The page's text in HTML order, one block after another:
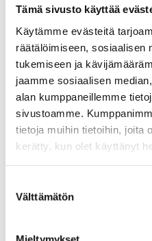
Tämä sivusto käyttää
Käytämme evästeitä
räätälöimiseen, sosiaalisen
tukemiseen ja
jaamme sosiaalisen
alan kumppaneillemme
sivustoamme.
tietoja muihin tietoihin, joita
kerätty, kun olet käyttänyt
valinta
Välttämätön
AXYR
MOD.
8
UROS
määrä
Lisää
TuotekoodiCX08CYM
Osasto ILME -
Toimitusaika: 1-7 päivää
Toimituskulut 35kg:n asti 25€.
Yli 35kg:n toimituskulut
Valmistaja